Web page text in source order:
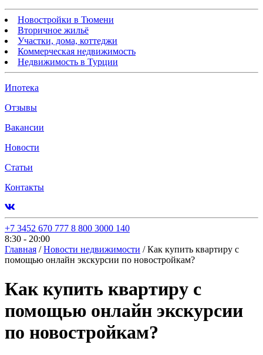
Новостройки в Тюмени
Вторичное жильё
Участки, дома, коттеджи
Коммерческая недвижимость
Недвижимость в Турции
Ипотека
Отзывы
Вакансии
Новости
Статьи
Контакты
+7 3452 670 777 8 800 3000 140
8:30 - 20:00
Главная / Новости недвижимости / Как купить квартиру с
помощью онлайн экскурсии по новостройкам?
Как купить квартиру с
помощью онлайн экскурсии
по новостройкам?